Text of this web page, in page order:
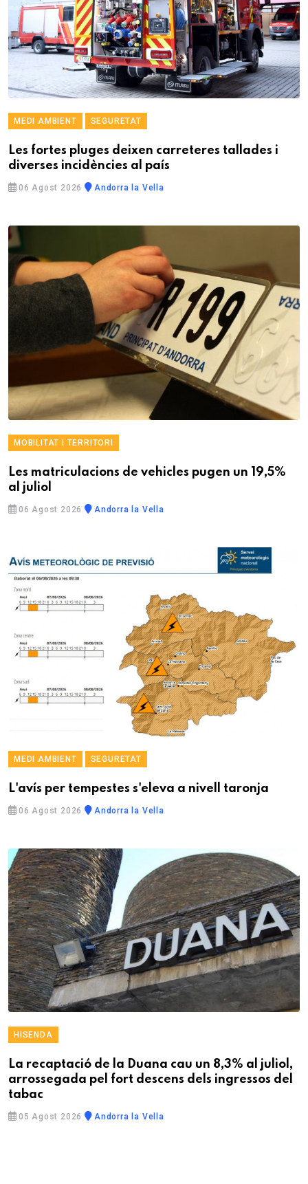
MEDI AMBIENT SEGURETAT
Les fortes pluges deixen carreteres tallades i
diverses incidències al país
06 Agost 2026 Andorra la Vella
MOBILITAT I TERRITORI
Les matriculacions de vehicles pugen un 19,5%
al juliol
06 Agost 2026 Andorra la Vella
MEDI AMBIENT SEGURETAT
L'avís per tempestes s'eleva a nivell taronja
06 Agost 2026 Andorra la Vella
HISENDA
La recaptació de la Duana cau un 8,3% al juliol,
arrossegada pel fort descens dels ingressos del
tabac
05 Agost 2026 Andorra la Vella